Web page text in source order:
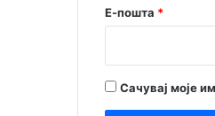
Е-пошта *
Сачувај моје